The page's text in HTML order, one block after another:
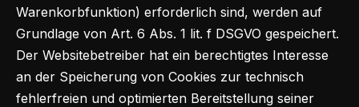
Warenkorbfunktion) erforderlich sind, werden auf
Grundlage von Art. 6 Abs. 1 lit. f DSGVO gespeichert.
Der Websitebetreiber hat ein berechtigtes Interesse
an der Speicherung von Cookies zur technisch
fehlerfreien und optimierten Bereitstellung seiner